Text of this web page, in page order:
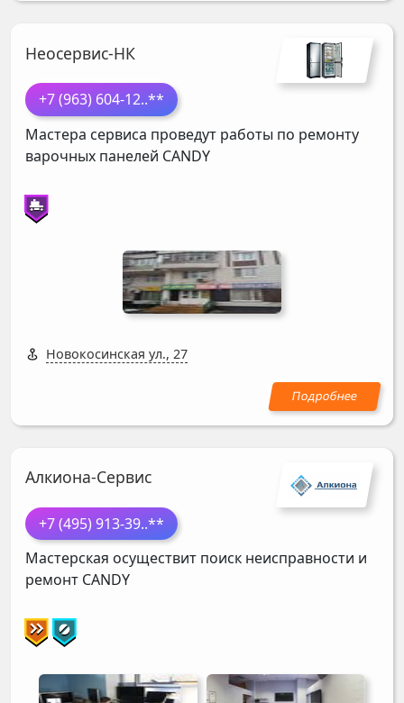
Неосервис-НК
+7 (963) 604-12..**
Мастера сервиса проведут работы по ремонту
варочных панелей CANDY
Новокосинская ул., 27
Алкиона-Сервис
+7 (495) 913-39..**
Мастерская осуществит поиск неисправности и
ремонт CANDY